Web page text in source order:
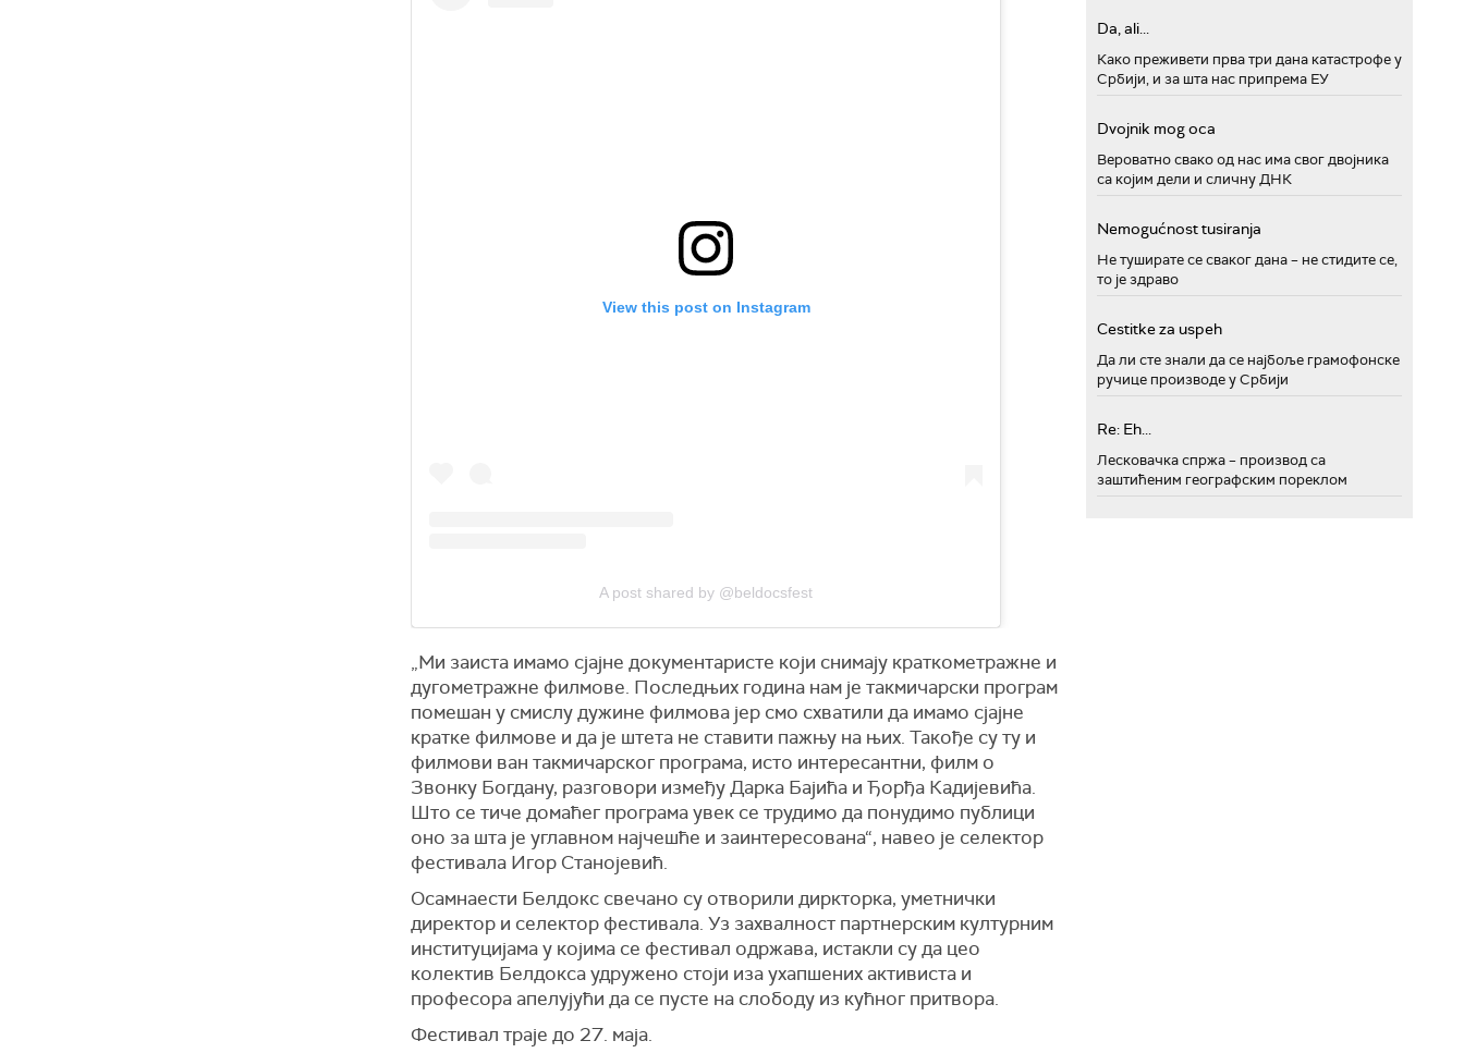
View this post on Instagram
A post shared by @beldocsfest
„Ми заиста имамо сјајне документаристе који снимају краткометражне и
дугометражне филмове. Последњих година нам је такмичарски програм
помешан у смислу дужине филмова јер смо схватили да имамо сјајне
кратке филмове и да је штета не ставити пажњу на њих. Такође су ту и
филмови ван такмичарског програма, исто интересантни, филм о
Звонку Богдану, разговори између Дарка Бајића и Ђорђа Кадијевића.
Што се тиче домаћег програма увек се трудимо да понудимо публици
оно за шта је углавном најчешће и заинтересована“, навео је селектор
фестивала Игор Станојевић.
Осамнаести Белдокс свечано су отворили диркторка, уметнички
директор и селектор фестивала. Уз захвалност партнерским културним
институцијама у којима се фестивал одржава, истакли су да цео
колектив Белдокса удружено стоји иза ухапшених активиста и
професора апелујући да се пусте на слободу из кућног притвора.
Фестивал траје до 27. маја.
Da, ali...
Како преживети прва три дана катастрофе у
Србији, и за шта нас припрема ЕУ
Dvojnik mog oca
Вероватно свако од нас има свог двојника
са којим дели и сличну ДНК
Nemogućnost tusiranja
Не туширате се сваког дана – не стидите се,
то је здраво
Cestitke za uspeh
Да ли сте знали да се најбоље грамофонске
ручице производе у Србији
Re: Eh...
Лесковачка спржа – производ са
заштићеним географским пореклом